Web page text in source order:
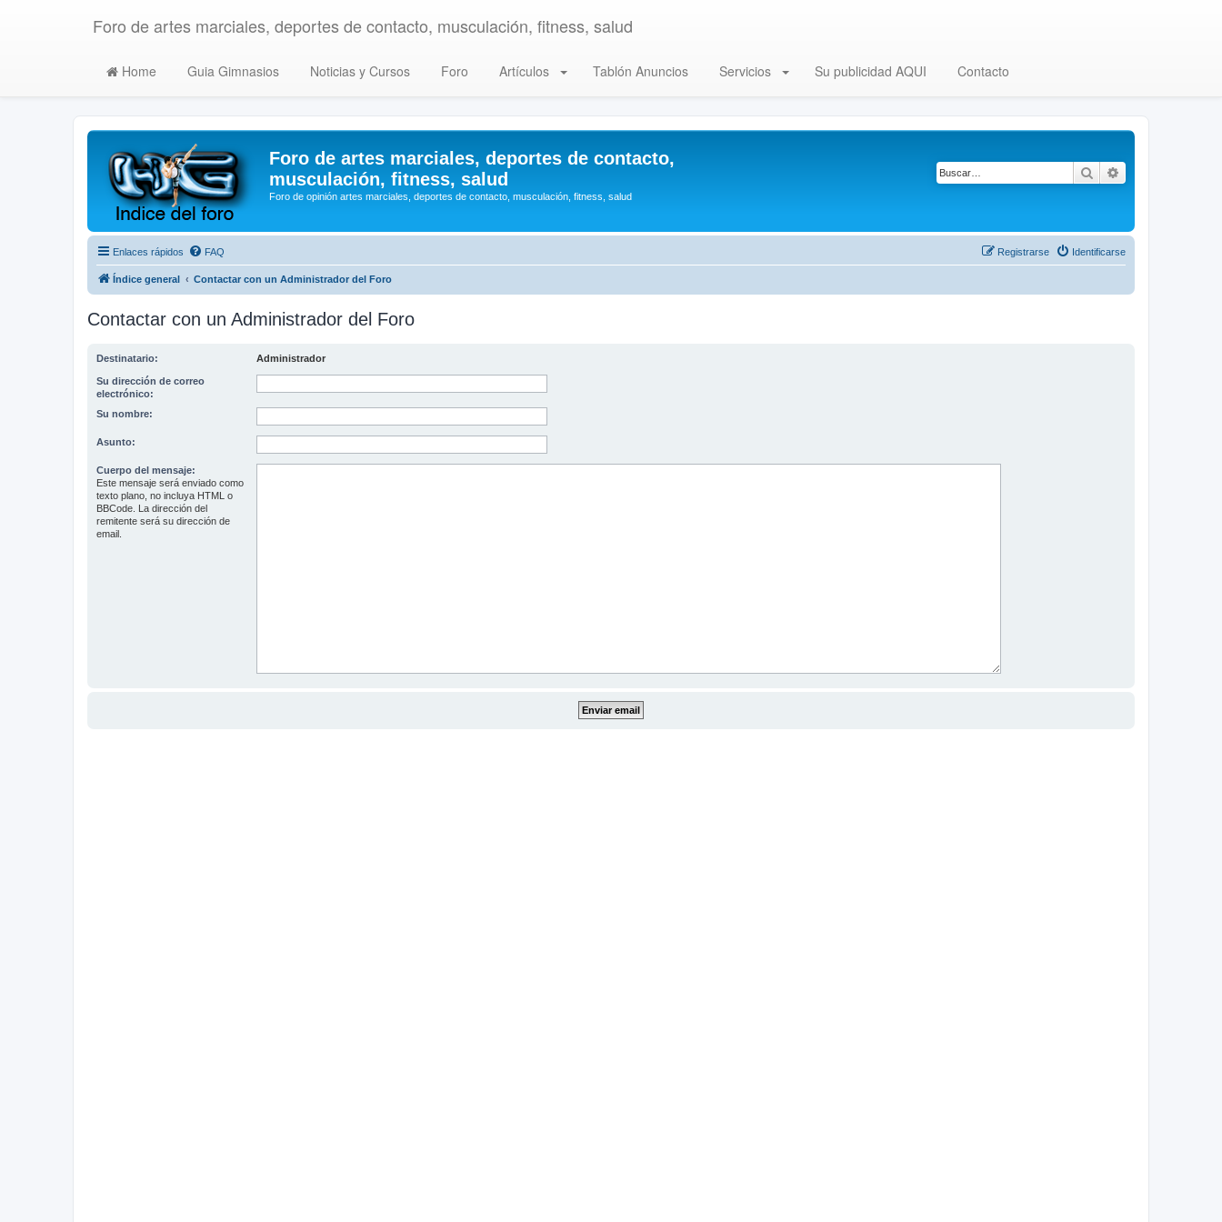
Foro de artes marciales, deportes de contacto, musculación, fitness, salud
Home Guia Gimnasios Noticias y Cursos Foro Artículos Tablón Anuncios Servicios Su publicidad AQUI Contacto
Foro de artes marciales, deportes de contacto,
musculación, fitness, salud
Foro de opinión artes marciales, deportes de contacto, musculación, fitness, salud
Buscar
Enlaces rápidos FAQ Identificarse
Registrarse
Índice general Contactar con un Administrador del Foro
Contactar con un Administrador del Foro
Destinatario: Administrador
Su dirección de correo
electrónico:
Su nombre:
Asunto:
Cuerpo del mensaje:
Este mensaje será enviado como
texto plano, no incluya HTML o
BBCode. La dirección del
remitente será su dirección de
email.